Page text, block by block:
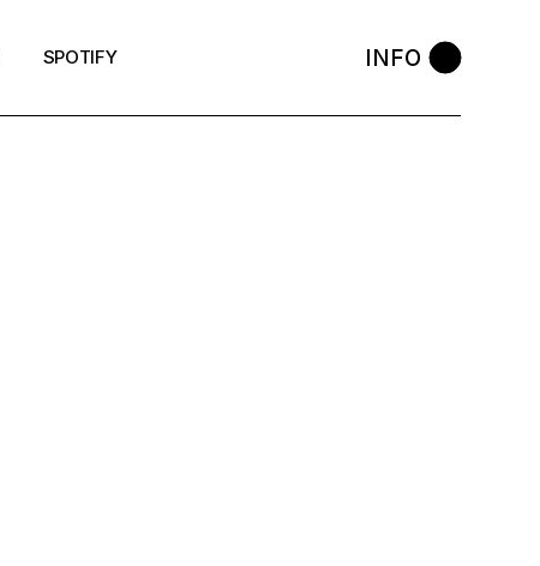
SPOTIFY INFO